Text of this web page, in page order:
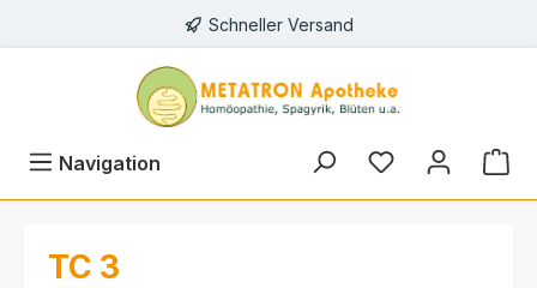
Schneller Versand
Navigation
TC 3